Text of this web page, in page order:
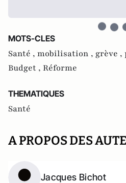
MOTS-CLES
Santé , mobilisation , grève ,
Budget , Réforme
THEMATIQUES
Santé
A PROPOS DES
Jacques Bichot